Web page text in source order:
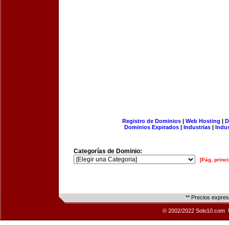
Registro de Dominios| Web Hosting |
Dominios Expirados | Industrias |
Categorías de Dominio:
[Pág.
** Precios
© 2002/2022 Solo10.com